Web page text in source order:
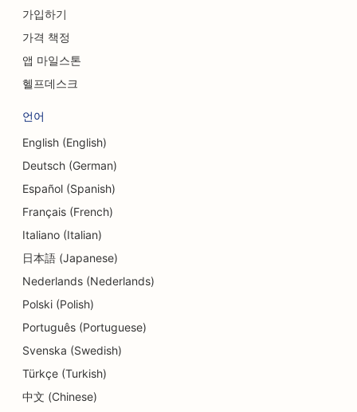
두개안면외과 의사를 위한 SEO
신용 조합을 위한 SEO
어린이집용 SEO
부채 상담 서비스를 위한 SEO
치과 병원을 위한 SEO
델리용 SEO
식당을 위한 SEO
세부 상점용 SEO
도넛 상점을 위한 SEO
교육 및 보육 서비스를 위한 SEO
가입하기
가격 책정
앱 마일스톤
헬프데스크
언어
English (English)
Deutsch (German)
Español (Spanish)
Français (French)
Italiano (Italian)
日本語 (Japanese)
Nederlands (Nederlands)
Polski (Polish)
Português (Portuguese)
Svenska (Swedish)
Türkçe (Turkish)
中文 (Chinese)